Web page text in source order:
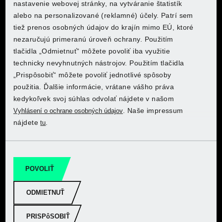
Objav PARKSIDE v online obchode Lidl
Do online obchodu
Objav PARKSIDE v online obchode
Kaufland
Do online obchodu
Kde by si chcel nakupovať?
Objav PARKSIDE v online obchode Lidl
Do online obchodu
Kde by si chcel nakupovať?
Objav PARKSIDE v online obchode Lidl
Do online obchodu
Kde by si chcel nakupovať?
Objav PARKSIDE v online obchode Lidl
Do online obchodu
Kde by si chcel nakupovať?
Objav PARKSIDE v online obchode Lidl
Do online obchodu
Objav PARKSIDE v online obchode Lidl
Do online obchodu
Objav PARKSIDE v online obchode
Kaufland
Do online obchodu
PARKSIDE® Súprava pilníkov do dielne, 17-dielna
PARKSIDE® Súprava brúsnych papierov, 12-dielna
nastavenie webovej stránky, na vytváranie štatistík
alebo na personalizované (reklamné) účely. Patrí sem
tiež prenos osobných údajov do krajín mimo EÚ, ktoré
nezaručujú primeranú úroveň ochrany. Použitím
tlačidla „Odmietnuť“ môžete povoliť iba využitie
technicky nevyhnutných nástrojov. Použitím tlačidla
„Prispôsobiť“ môžete povoliť jednotlivé spôsoby
použitia. Ďalšie informácie, vrátane vášho práva
kedykoľvek svoj súhlas odvolať nájdete v našom
Vyhlásení o ochrane osobných údajov . Naše impressum
nájdetetu
ODMIETNUŤ
POVOLIŤ
PRISPôSOBIŤ